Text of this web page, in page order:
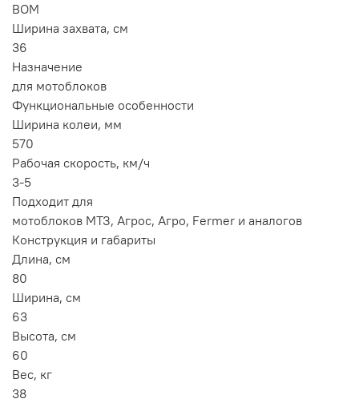
ВОМ
Ширина захвата, см
36
Назначение
для мотоблоков
Функциональные особенности
Ширина колеи, мм
570
Рабочая скорость, км/ч
3-5
Подходит для
мотоблоков МТЗ, Агрос, Агро, Fermer и аналогов
Конструкция и габариты
Длина, см
80
Ширина, см
63
Высота, см
60
Вес, кг
38